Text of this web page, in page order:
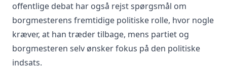
offentlige debat har også rejst spørgsmål om
borgmesterens fremtidige politiske rolle, hvor nogle
kræver, at han træder tilbage, mens partiet og
borgmesteren selv ønsker fokus på den politiske
indsats.